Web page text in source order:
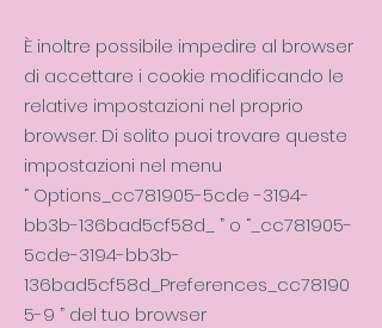
È inoltre possibile impedire al browser
di accettare i cookie modificando le
relative impostazioni nel proprio
browser. Di solito puoi trovare queste
impostazioni nel menu
“ Options_cc781905-5cde-3194-
bb3b-136bad5cf58d_ ” o “_cc781905-
5cde-3194-bb3b-
136bad5cf58d_Preferences_cc78190
5-9 ” del tuo browser